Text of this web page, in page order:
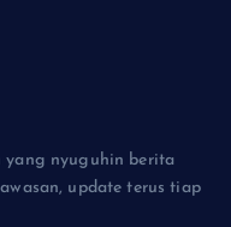
yang nyuguhin berita
update terus tiap